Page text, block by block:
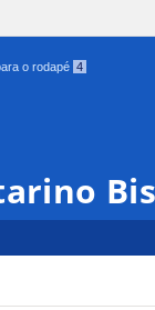
o rodapé 4